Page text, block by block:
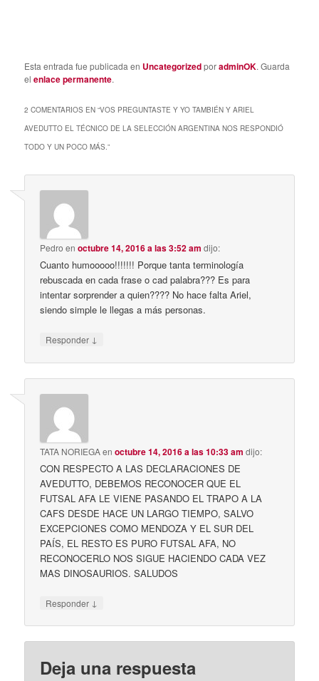
Esta entrada fue publicada en UncategorizedporadminOK. Guarda
elenlace permanente.
2 COMENTARIOS EN “VOS PREGUNTASTE Y YO TAMBIÉN Y ARIEL
AVEDUTTO EL TÉCNICO DE LA SELECCIÓN ARGENTINA NOS RESPONDIÓ
TODO Y UN POCO MÁS.”
Pedro enoctubre 14, 2016 a las 3:52 am dijo:
Cuanto humooooo!!!!!!! Porque tanta terminología
rebuscada en cada frase o cad palabra??? Es para
intentar sorprender a quien???? No hace falta Ariel,
siendo simple le llegas a más personas.
Responder ↓
TATA NORIEGAenoctubre 14, 2016 a las 10:33 am dijo:
CON RESPECTO A LAS DECLARACIONES DE
AVEDUTTO, DEBEMOS RECONOCER QUE EL
FUTSAL AFA LE VIENE PASANDO EL TRAPO A LA
CAFS DESDE HACE UN LARGO TIEMPO, SALVO
EXCEPCIONES COMO MENDOZA Y EL SUR DEL
PAÍS, EL RESTO ES PURO FUTSAL AFA, NO
RECONOCERLO NOS SIGUE HACIENDO CADA VEZ
MAS DINOSAURIOS. SALUDOS
Responder ↓
Deja una respuesta